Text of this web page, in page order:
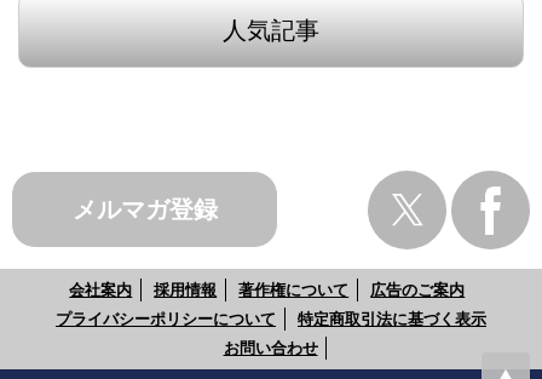
人気記事
メルマガ登録
会社案内 採用情報 著作権について
広告のご案内
プライバシーポリシーについて
特定商取引法に基づく表示
お問い合わせ